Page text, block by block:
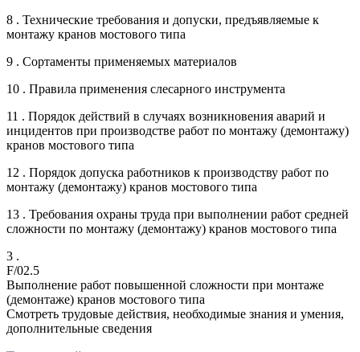
8 . Технические требования и допуски, предъявляемые к
монтажу кранов мостового типа
9 . Сортаменты применяемых материалов
10 . Правила применения слесарного инструмента
11 . Порядок действий в случаях возникновения аварий и
инцидентов при производстве работ по монтажу (демонтажу)
кранов мостового типа
12 . Порядок допуска работников к производству работ по
монтажу (демонтажу) кранов мостового типа
13 . Требования охраны труда при выполнении работ средней
сложности по монтажу (демонтажу) кранов мостового типа
3 .
F/02.5
Выполнение работ повышенной сложности при монтаже
(демонтаже) кранов мостового типа
Смотреть трудовые действия, необходимые знания и умения,
дополнительные сведения